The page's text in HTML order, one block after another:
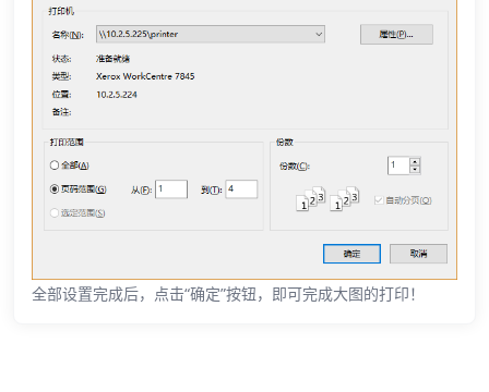
全部设置完成后，点击“确定”按钮，即可完成大图的打印！